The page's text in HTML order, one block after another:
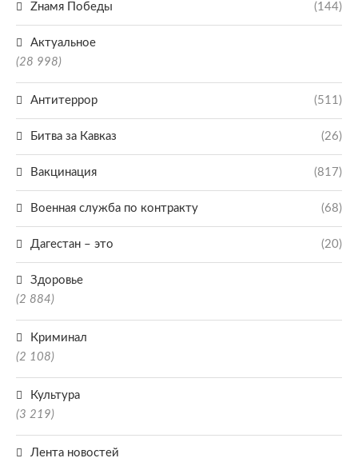
Zнамя Победы (144)
Актуальное
(28 998)
Антитеррор (511)
Битва за Кавказ (26)
Вакцинация (817)
Военная служба по контракту (68)
Дагестан – это (20)
Здоровье
(2 884)
Криминал
(2 108)
Культура
(3 219)
Лента новостей